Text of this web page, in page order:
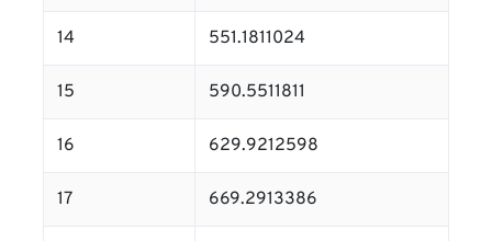
14 551.1811024
15 590.5511811
16 629.9212598
17 669.2913386